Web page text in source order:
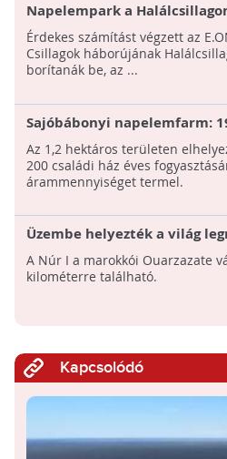
Napelempark a
megoldódna az emberiség
Érdekes számítást végzett az
Csillagok háborújának
borítanák be, az ...
Sajóbábonyi napelemfarm:
napelemmodul, 500 kilowatt
Az 1,2 hektáros területen
200 családi ház éves
árammennyiséget termel.
Üzembe helyezték a világ
naperőművének első
A Núr I a marokkói Ouarzazate
kilométerre található.
Kapcsolódó